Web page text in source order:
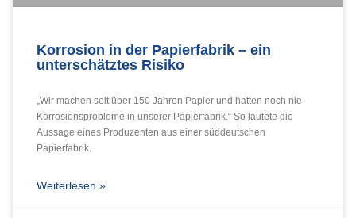
Korrosion in der Papierfabrik – ein
unterschätztes Risiko
„Wir machen seit über 150 Jahren Papier und hatten noch nie
Korrosionsprobleme in unserer Papierfabrik.“ So lautete die
Aussage eines Produzenten aus einer süddeutschen
Papierfabrik.
Weiterlesen »